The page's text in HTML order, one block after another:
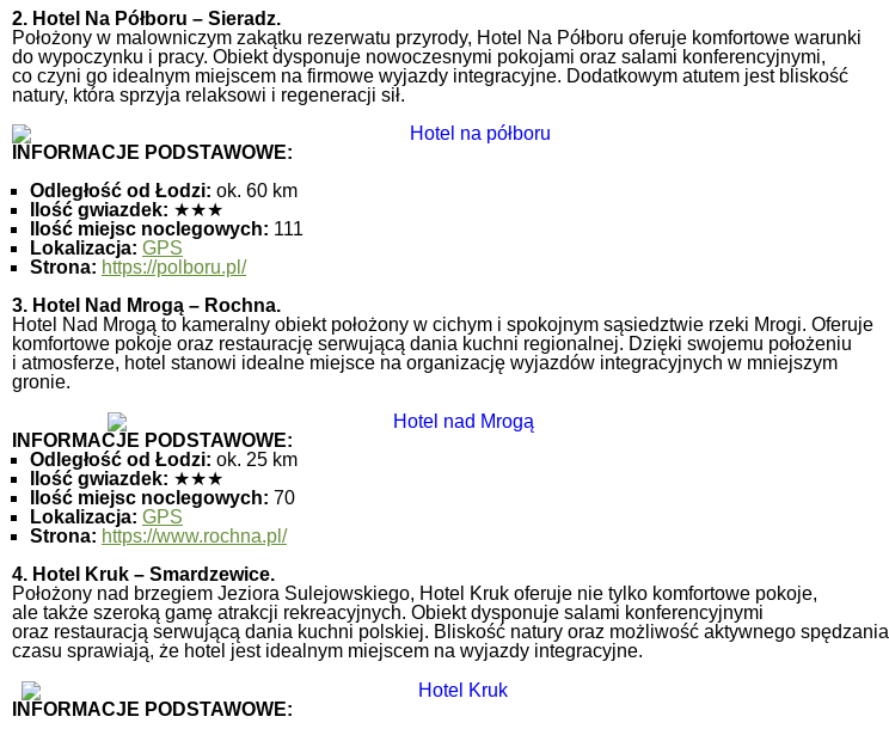
2. Hotel Na Półboru – Sieradz.
Położony w malowniczym zakątku rezerwatu przyrody, Hotel Na Półboru oferuje komfortowe warunki
do wypoczynku i pracy. Obiekt dysponuje nowoczesnymi pokojami oraz salami konferencyjnymi,
co czyni go idealnym miejscem na firmowe wyjazdy integracyjne. Dodatkowym atutem jest bliskość
natury, która sprzyja relaksowi i regeneracji sił.
INFORMACJE PODSTAWOWE:
Odległość od Łodzi: ok. 60 km
Ilość gwiazdek: ★★★
Ilość miejsc noclegowych: 111
Lokalizacja: GPS
Strona: https://polboru.pl/
3. Hotel Nad Mrogą – Rochna.
Hotel Nad Mrogą to kameralny obiekt położony w cichym i spokojnym sąsiedztwie rzeki Mrogi. Oferuje
komfortowe pokoje oraz restaurację serwującą dania kuchni regionalnej. Dzięki swojemu położeniu
i atmosferze, hotel stanowi idealne miejsce na organizację wyjazdów integracyjnych w mniejszym
gronie.
INFORMACJE PODSTAWOWE:
Odległość od Łodzi: ok. 25 km
Ilość gwiazdek: ★★★
Ilość miejsc noclegowych: 70
Lokalizacja: GPS
Strona: https://www.rochna.pl/
4. Hotel Kruk – Smardzewice.
Położony nad brzegiem Jeziora Sulejowskiego, Hotel Kruk oferuje nie tylko komfortowe pokoje,
ale także szeroką gamę atrakcji rekreacyjnych. Obiekt dysponuje salami konferencyjnymi
oraz restauracją serwującą dania kuchni polskiej. Bliskość natury oraz możliwość aktywnego spędzania
czasu sprawiają, że hotel jest idealnym miejscem na wyjazdy integracyjne.
INFORMACJE PODSTAWOWE: